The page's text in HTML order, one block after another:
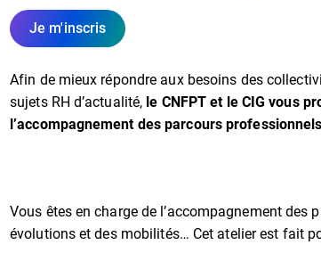
Je m'inscris
Afin de mieux répondre aux besoins des
sujets RH d’actualité, le CNFPT et le CIG vous
l’accompagnement des parcours
Vous êtes en charge de l’accompagnement
évolutions et des mobilités… Cet atelier est fait